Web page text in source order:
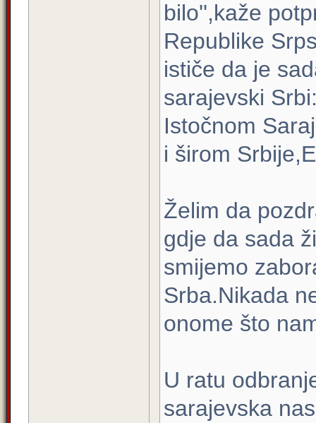
bilo'',kaže
Republike
ističe da je
sarajevski
Istočnom
i širom
Želim da
gdje da sada
smijemo
Srba.Nikada
onome što
U ratu
sarajevska